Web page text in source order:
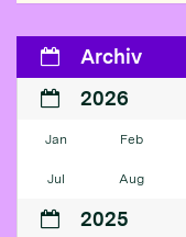
Archiv
2026
Jan Feb
Jul Aug
2025